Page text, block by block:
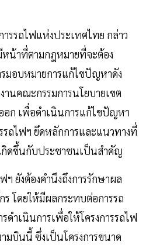
รถไฟแห่งประเทศไทย กล่าว
หน้าที่ตามกฎหมายที่จะต้อง
มอบหมายการแก้ไขปัญหาดัง
านคณะกรรมการนโยบายเขต
ก เพื่อดำเนินการแก้ไขปัญหา
รถไฟฯ ยึดหลักการและแนวทางที่
กิดขึ้นกับประชาชนเป็นสำคัญ
ยังต้องคำนึงถึงการรักษาผล
ร โดยให้มีผลกระทบต่อการรถ
ดำเนินการเพื่อให้โครงการรถไฟ
มบินนี้ ซึ่งเป็นโครงการขนาด